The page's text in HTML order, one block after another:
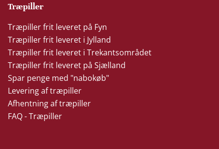
Træpiller
Træpiller frit leveret på Fyn
Træpiller frit leveret i Jylland
Træpiller frit leveret i Trekantsområdet
Træpiller frit leveret på Sjælland
Spar penge med "nabokøb"
Levering af træpiller
Afhentning af træpiller
FAQ - Træpiller